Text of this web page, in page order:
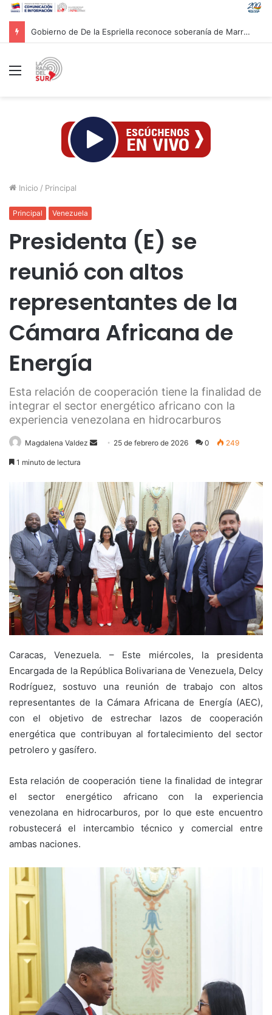
Presidenta Rodríguez evaluó con equipo económico ejecución de financiamientos para atender afectaciones post-sismos
Menú
Inicio / Principal
Principal Venezuela
Presidenta (E) se
reunió con altos
representantes de la
Cámara Africana de
Energía
Esta relación de cooperación tiene la finalidad de
integrar el sector energético africano con la
experiencia venezolana en hidrocarburos
Magdalena Valdez
Send 25 de febrero de 2026 0 249
1 minuto de lectura
Caracas, Venezuela. – Este miércoles, la presidenta
Encargada de la República Bolivariana de Venezuela, Delcy
Rodríguez, sostuvo una reunión de trabajo con altos
representantes de la Cámara Africana de Energía (AEC),
con el objetivo de estrechar lazos de cooperación
energética que contribuyan al fortalecimiento del sector
petrolero y gasífero.
Esta relación de cooperación tiene la finalidad de integrar
el sector energético africano con la experiencia
venezolana en hidrocarburos, por lo que este encuentro
robustecerá el intercambio técnico y comercial entre
ambas naciones.